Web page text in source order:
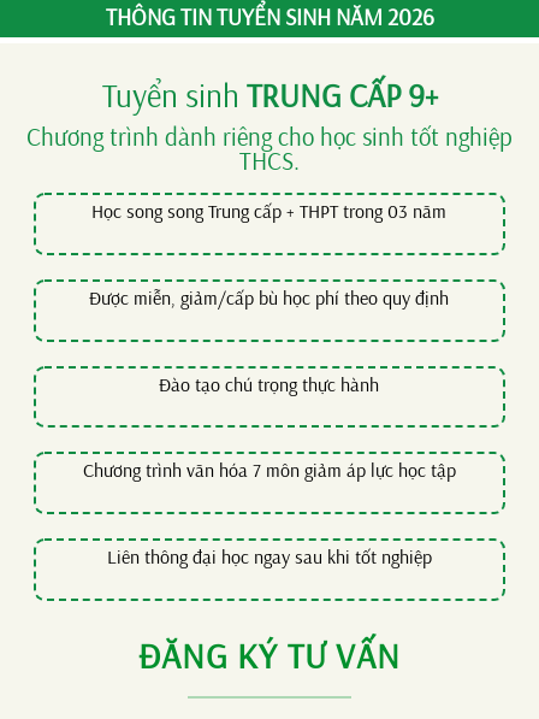
THÔNG TIN TUYỂN SINH NĂM 2026
Tuyển sinh TRUNG CẤP 9+
Chương trình dành riêng cho học sinh tốt nghiệp
THCS.
Học song song Trung cấp + THPT trong 03 năm
Được miễn, giảm/cấp bù học phí theo quy định
Đào tạo chú trọng thực hành
Chương trình văn hóa 7 môn giảm áp lực học tập
Liên thông đại học ngay sau khi tốt nghiệp
ĐĂNG KÝ TƯ VẤN